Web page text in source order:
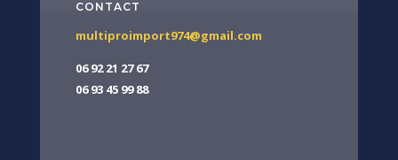
CONTACT
multiproimport974@gmail.com
06 92 21 27 67
06 93 45 99 88